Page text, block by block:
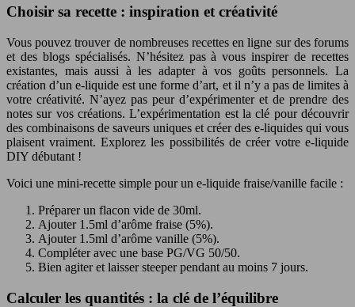
Choisir sa recette : inspiration et créativité
Vous pouvez trouver de nombreuses recettes en ligne sur des forums
et des blogs spécialisés. N’hésitez pas à vous inspirer de recettes
existantes, mais aussi à les adapter à vos goûts personnels. La
création d’un e-liquide est une forme d’art, et il n’y a pas de limites à
votre créativité. N’ayez pas peur d’expérimenter et de prendre des
notes sur vos créations. L’expérimentation est la clé pour découvrir
des combinaisons de saveurs uniques et créer des e-liquides qui vous
plaisent vraiment. Explorez les possibilités de créer votre e-liquide
DIY débutant !
Voici une mini-recette simple pour un e-liquide fraise/vanille facile :
Préparer un flacon vide de 30ml.
Ajouter 1.5ml d’arôme fraise (5%).
Ajouter 1.5ml d’arôme vanille (5%).
Compléter avec une base PG/VG 50/50.
Bien agiter et laisser steeper pendant au moins 7 jours.
Calculer les quantités : la clé de l’équilibre